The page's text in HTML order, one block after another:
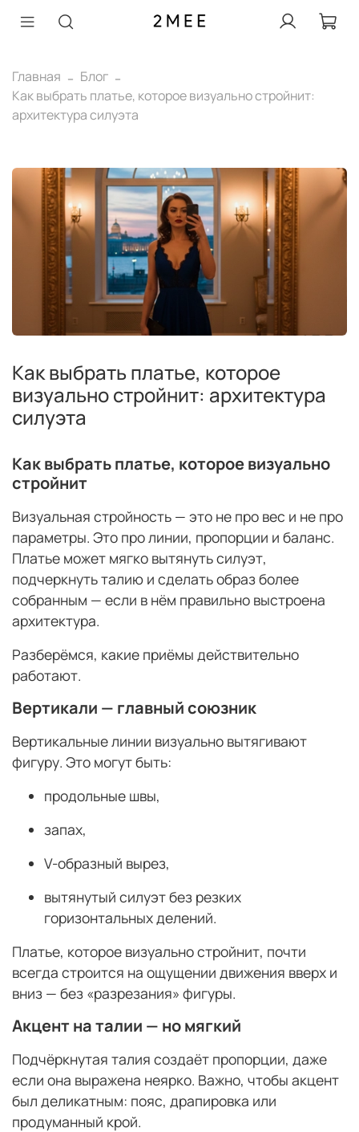
Главная
Блог
Как выбрать платье, которое визуально стройнит:
архитектура силуэта
Как выбрать платье, которое
визуально стройнит: архитектура
силуэта
Как выбрать платье, которое визуально
стройнит
Визуальная стройность — это не про вес и не про
параметры. Это про линии, пропорции и баланс.
Платье может мягко вытянуть силуэт,
подчеркнуть талию и сделать образ более
собранным — если в нём правильно выстроена
архитектура.
Разберёмся, какие приёмы действительно
работают.
Вертикали — главный союзник
Вертикальные линии визуально вытягивают
фигуру. Это могут быть:
продольные швы,
запах,
V-образный вырез,
вытянутый силуэт без резких
горизонтальных делений.
Платье, которое визуально стройнит, почти
всегда строится на ощущении движения вверх и
вниз — без «разрезания» фигуры.
Акцент на талии — но мягкий
Подчёркнутая талия создаёт пропорции, даже
если она выражена неярко. Важно, чтобы акцент
был деликатным: пояс, драпировка или
продуманный крой.